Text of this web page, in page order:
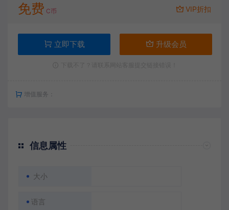
免费 C币 VIP折扣
立即下载 升级会员
增值服务：
信息属性
大小
语言